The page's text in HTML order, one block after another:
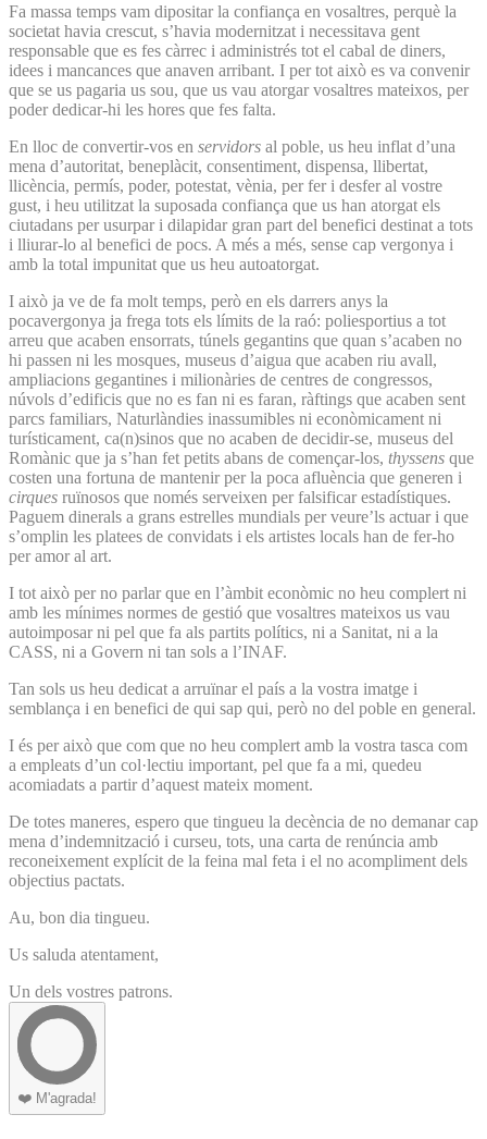
Fa massa temps vam dipositar la confiança en vosaltres, perquè la
societat havia crescut, s’havia modernitzat i necessitava gent
responsable que es fes càrrec i administrés tot el cabal de diners,
idees i mancances que anaven arribant. I per tot això es va convenir
que se us pagaria us sou, que us vau atorgar vosaltres mateixos, per
poder dedicar-hi les hores que fes falta.
En lloc de convertir-vos en servidors al poble, us heu inflat d’una
mena d’autoritat, beneplàcit, consentiment, dispensa, llibertat,
llicència, permís, poder, potestat, vènia, per fer i desfer al vostre
gust, i heu utilitzat la suposada confiança que us han atorgat els
ciutadans per usurpar i dilapidar gran part del benefici destinat a tots
i lliurar-lo al benefici de pocs. A més a més, sense cap vergonya i
amb la total impunitat que us heu autoatorgat.
I això ja ve de fa molt temps, però en els darrers anys la
pocavergonya ja frega tots els límits de la raó: poliesportius a tot
arreu que acaben ensorrats, túnels gegantins que quan s’acaben no
hi passen ni les mosques, museus d’aigua que acaben riu avall,
ampliacions gegantines i milionàries de centres de congressos,
núvols d’edificis que no es fan ni es faran, ràftings que acaben sent
parcs familiars, Naturlàndies inassumibles ni econòmicament ni
turísticament, ca(n)sinos que no acaben de decidir-se, museus del
Romànic que ja s’han fet petits abans de començar-los, thyssens que
costen una fortuna de mantenir per la poca afluència que generen i
cirques ruïnosos que només serveixen per falsificar estadístiques.
Paguem dinerals a grans estrelles mundials per veure’ls actuar i que
s’omplin les platees de convidats i els artistes locals han de fer-ho
per amor al art.
I tot això per no parlar que en l’àmbit econòmic no heu complert ni
amb les mínimes normes de gestió que vosaltres mateixos us vau
autoimposar ni pel que fa als partits polítics, ni a Sanitat, ni a la
CASS, ni a Govern ni tan sols a l’INAF.
Tan sols us heu dedicat a arruïnar el país a la vostra imatge i
semblança i en benefici de qui sap qui, però no del poble en general.
I és per això que com que no heu complert amb la vostra tasca com
a empleats d’un col·lectiu important, pel que fa a mi, quedeu
acomiadats a partir d’aquest mateix moment.
De totes maneres, espero que tingueu la decència de no demanar cap
mena d’indemnització i curseu, tots, una carta de renúncia amb
reconeixement explícit de la feina mal feta i el no acompliment dels
objectius pactats.
Au, bon dia tingueu.
Us saluda atentament,
Un dels vostres patrons.
❤️ M'agrada!